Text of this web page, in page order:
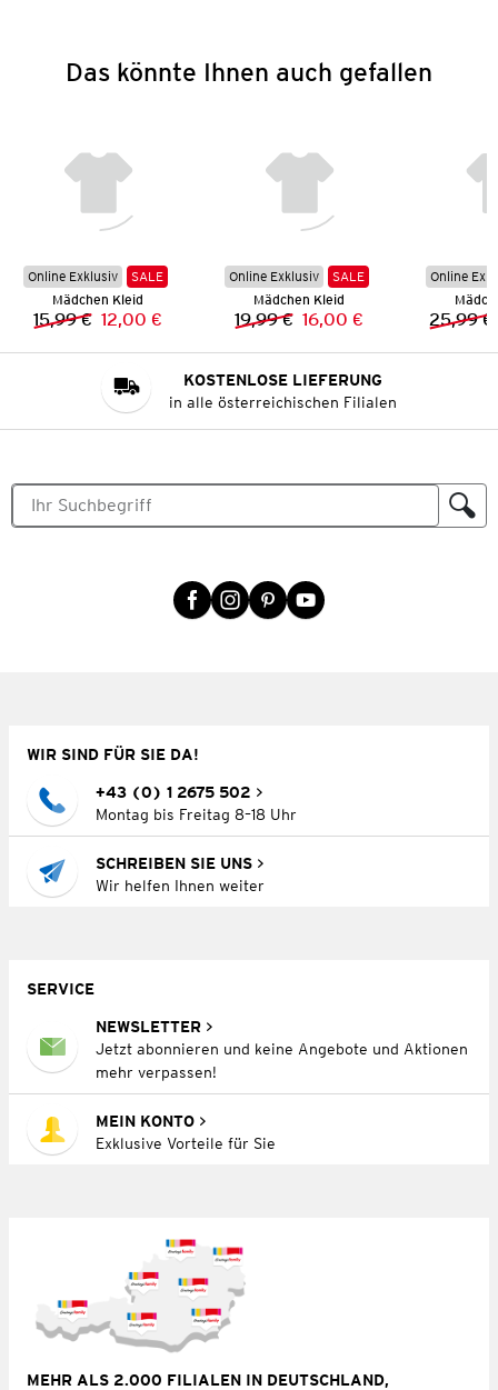
Das könnte Ihnen auch gefallen
Online Exklusiv
SALE
Mädchen Kleid
Vorheriger Preis:
15,99 € Neuer Preis:
12,00 €
Online Exklusiv
SALE
Mädchen Kleid
Vorheriger Preis:
19,99 € Neuer Preis:
16,00 €
Online
25,99 €
KOSTENLOSE LIEFERUNG
in alle österreichischen Filialen
WIR SIND FÜR SIE DA!
+43 (0) 1 2675 502
Montag bis Freitag 8–18 Uhr
SCHREIBEN SIE UNS
Wir helfen Ihnen weiter
SERVICE
NEWSLETTER
Jetzt abonnieren und keine Angebote und Aktionen
mehr verpassen!
MEIN KONTO
Exklusive Vorteile für Sie
MEHR ALS 2.000 FILIALEN IN DEUTSCHLAND,